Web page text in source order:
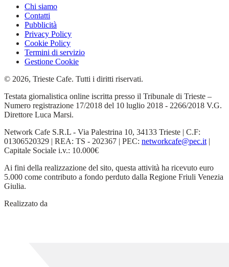
Chi siamo
Contatti
Pubblicità
Privacy Policy
Cookie Policy
Termini di servizio
Gestione Cookie
© 2026, Trieste Cafe. Tutti i diritti riservati.
Testata giornalistica online iscritta presso il Tribunale di Trieste –
Numero registrazione 17/2018 del 10 luglio 2018 - 2266/2018 V.G.
Direttore Luca Marsi.
Network Cafe S.R.L - Via Palestrina 10, 34133 Trieste | C.F:
01306520329 | REA: TS - 202367 | PEC: networkcafe@pec.it |
Capitale Sociale i.v.: 10.000€
Ai fini della realizzazione del sito, questa attività ha ricevuto euro
5.000 come contributo a fondo perduto dalla Regione Friuli Venezia
Giulia.
Realizzato da